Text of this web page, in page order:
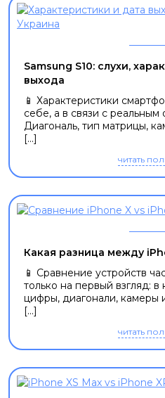
Samsung S10: cлухи,
выхода
📱 Характеристики
себе, а в связи с реальным
Диагональ, тип матрицы,
[...]
читать
Какая разница между
📱 Сравнение устройств
только на первый взгляд: в
цифры, диагонали, камеры
[...]
читать